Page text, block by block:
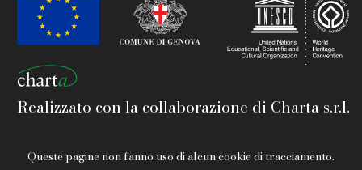
Realizzato con la collaborazione di Charta s.r.l.
Queste pagine non fanno uso di alcun cookie di tracciamento.